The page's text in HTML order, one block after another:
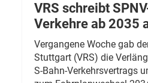
VRS schreibt
Verkehre ab 2035
Vergangene Woche gab
Stuttgart (VRS) die
S-Bahn-Verkehrsvertrags